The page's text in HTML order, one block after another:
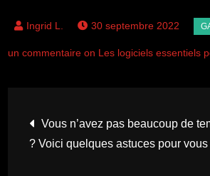
30 septembre 2022
un commentaire on Les logiciels essentiels
Navigation
de
Vous n’avez pas beaucoup de
? Voici quelques astuces pour